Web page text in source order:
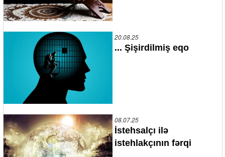
20.08.25
... Şişirdilmiş eqo
08.07.25
İstehsalçı ilə
istehlakçının fərqi